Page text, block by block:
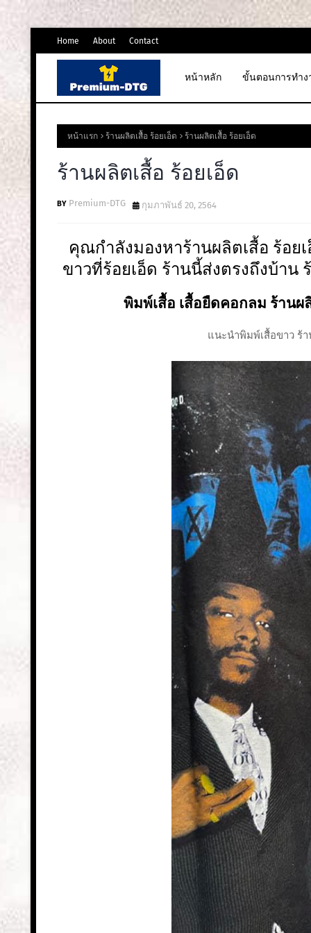
Home About Contact
หน้าหลัก ขั้นตอนการทำง
หน้าแรก ร้านผลิตเสื้อ ร้อยเอ็ด ร้านผลิตเสื้อ ร้อยเอ็ด
ร้านผลิตเสื้อ ร้อยเอ็ด
Premium-DTG กุมภาพันธ์ 20, 2564
คุณกำลังมองหาร้านผลิตเสื้อ ร้อย
ขาวที่ร้อยเอ็ด ร้านนี้ส่งตรงถึงบ้าน
พิมพ์เสื้อ เสื้อยืดคอกลม ร้านผ
แนะนำพิมพ์เสื้อขาว ร้